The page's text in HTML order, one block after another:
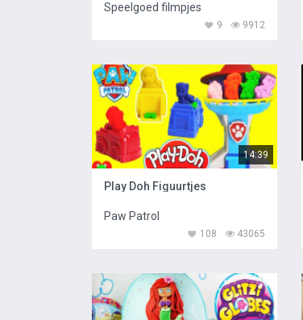
Speelgoed filmpjes
9912
9
14:39
Play Doh Figuurtjes
Paw Patrol
43065
108